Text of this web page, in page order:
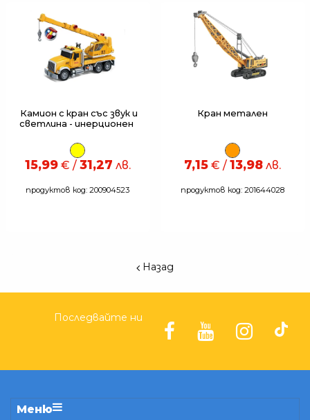
Камион с кран със звук и
светлина - инерционен
15,99€ / 31,27 лв.
продуктов код: 200904523
Кран метален
7,15 € / 13,98 лв.
продуктов код: 201644028
Назад
Последвайте ни
Меню